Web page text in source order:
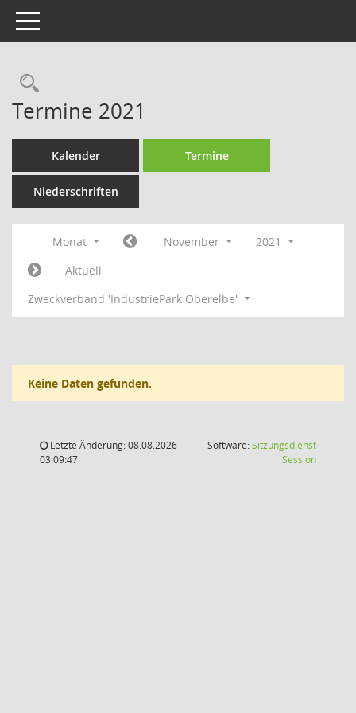
Toggle navigation
Rechercheauswahl
Termine 2021
Kalender Termine
Niederschriften
Monat November
2021
Aktuell
Zweckverband 'IndustriePark Oberelbe'
Keine Daten gefunden.
Letzte Änderung: 08.08.2026
03:09:47
Software:Sitzungsdienst
Session(Wird in